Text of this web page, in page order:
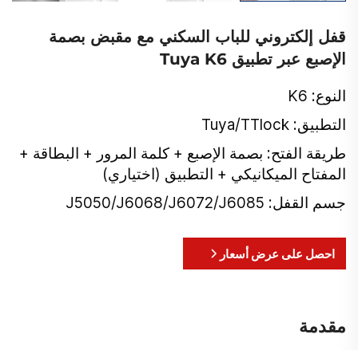
قفل إلكتروني للباب السكني مع مقبض بصمة
الإصبع عبر تطبيق Tuya K6
النوع: K6
التطبيق: Tuya/TTlock
طريقة الفتح: بصمة الإصبع + كلمة المرور + البطاقة +
المفتاح الميكانيكي + التطبيق (اختياري)
جسم القفل: J5050/J6068/J6072/J6085
احصل على عرض أسعار
مقدمة